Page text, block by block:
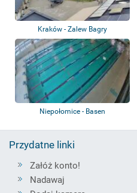
Kraków - Zalew Bagry
Niepołomice - Basen
Przydatne linki
Załóż konto!
Nadawaj